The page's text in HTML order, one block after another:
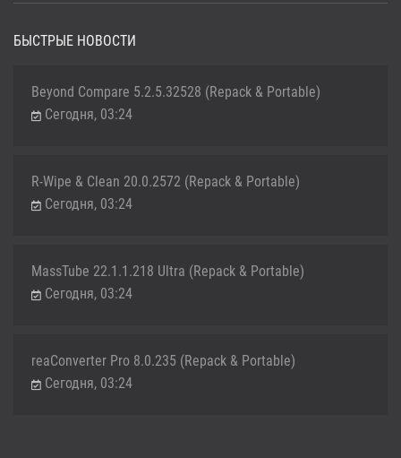
БЫСТРЫЕ НОВОСТИ
Beyond Compare 5.2.5.32528 (Repack & Portable)
Сегодня, 03:24
R-Wipe & Clean 20.0.2572 (Repack & Portable)
Сегодня, 03:24
MassTube 22.1.1.218 Ultra (Repack & Portable)
Сегодня, 03:24
reaConverter Pro 8.0.235 (Repack & Portable)
Сегодня, 03:24